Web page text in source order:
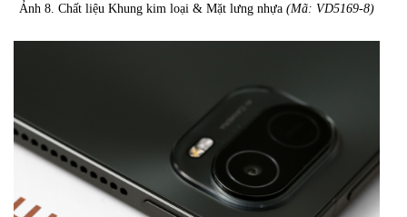
Ảnh 8. Chất liệu Khung kim loại & Mặt lưng nhựa (Mã: VD5169-8)